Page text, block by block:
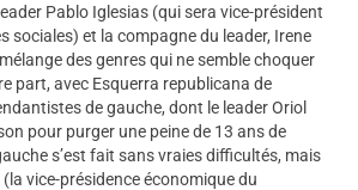
Pablo Iglesias (qui sera vice-président
sociales) et la compagne du leader, Irene
des genres qui ne semble choquer
part, avec Esquerra republicana de
de gauche, dont le leader Oriol
pour purger une peine de 13 ans de
s’est fait sans vraies difficultés, mais
vice-présidence économique du